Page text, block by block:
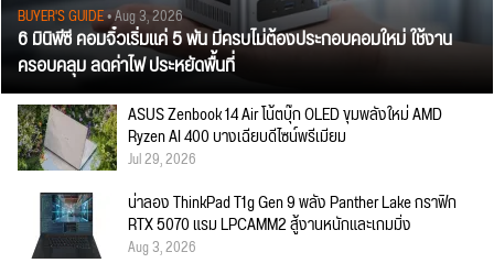
BUYER'S GUIDE• Aug 3, 2026
6 มินิพีซี คอมจิ๋วเริ่มแค่ 5 พัน มีครบไม่ต้องประกอบคอมใหม่ ใช้งาน
ครอบคลุม ลดค่าไฟ ประหยัดพื้นที่
ASUS Zenbook 14 Air โน้ตบุ๊ก OLED ขุมพลังใหม่ AMD
Ryzen AI 400 บางเฉียบดีไซน์พรีเมียม
Jul 29, 2026
น่าลอง ThinkPad T1g Gen 9 พลัง Panther Lake กราฟิก
RTX 5070 แรม LPCAMM2 สู้งานหนักและเกมมิ่ง
Aug 3, 2026